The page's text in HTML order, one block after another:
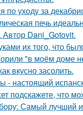
по уходу за
печь
Dani_Gotovit.
их того, что
"в моём доме
вкусно засолить.
настоящий
подскажете, что
Самый лучший